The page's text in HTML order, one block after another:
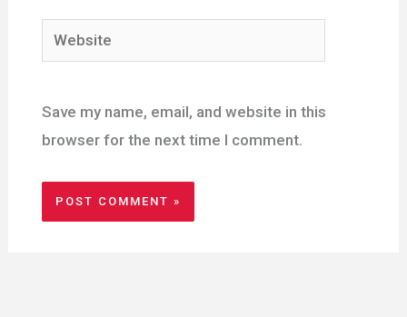
Website
Save my name, email, and website in this
browser for the next time I comment.